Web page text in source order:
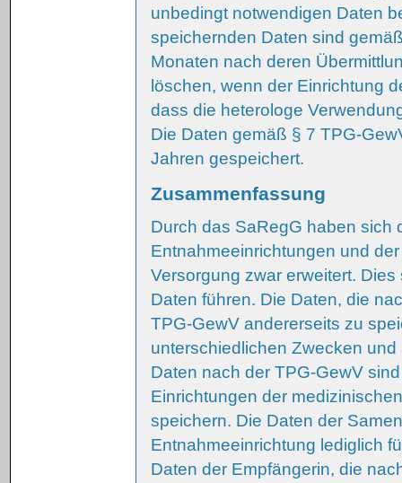
unbedingt notwendigen Daten
speichernden Daten sind
Monaten nach deren
löschen, wenn der Einrichtung
dass die heterologe
Die Daten gemäß § 7 TPG-
Jahren gespeichert.
Zusammenfassung
Durch das SaRegG haben sich
Entnahmeeinrichtungen und
Versorgung zwar erweitert.
Daten führen. Die Daten, die
TPG-GewV andererseits zu
unterschiedlichen Zwecken
Daten nach der TPG-GewV
Einrichtungen der
speichern. Die Daten der
Entnahmeeinrichtung lediglich
Daten der Empfängerin, die